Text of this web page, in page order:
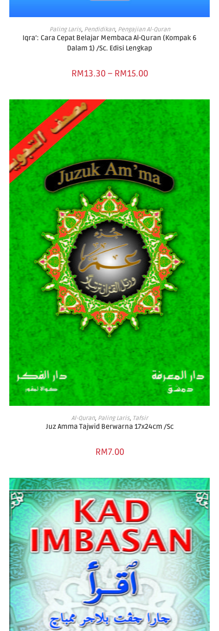
SELECT OPTIONS
Paling Laris, Pendidikan, Pengajian Al-Quran
Iqra’: Cara Cepat Belajar Membaca Al-Quran (Kompak 6
Dalam 1) /Sc. Edisi Lengkap
RM13.30 – RM15.00
ADD TO CART
Al-Quran, Paling Laris, Tafsir
Juz Amma Tajwid Berwarna 17x24cm /Sc
RM7.00